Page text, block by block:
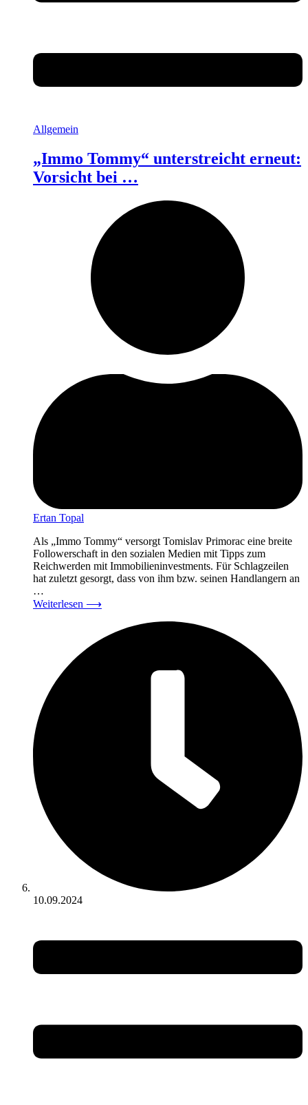
Allgemein
„Immo Tommy“ unterstreicht erneut:
Vorsicht bei …
Ertan Topal
Als „Immo Tommy“ versorgt Tomislav Primorac eine breite
Followerschaft in den sozialen Medien mit Tipps zum
Reichwerden mit Immobilieninvestments. Für Schlagzeilen
hat zuletzt gesorgt, dass von ihm bzw. seinen Handlangern an
…
Weiterlesen ⟶
10.09.2024